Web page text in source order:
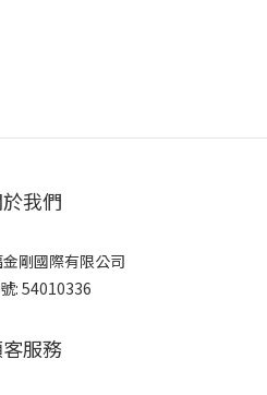
我們
剛國際有限公司
: 54010336
服務